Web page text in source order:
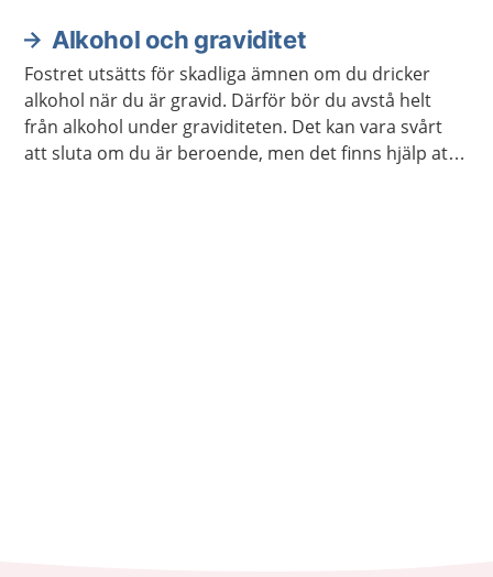
nikotinplåster, nikotintuggummi och e-cigaretter.
Alkohol och graviditet
Fostret utsätts för skadliga ämnen om du dricker
alkohol när du är gravid. Därför bör du avstå helt
från alkohol under graviditeten. Det kan vara svårt
att sluta om du är beroende, men det finns hjälp att